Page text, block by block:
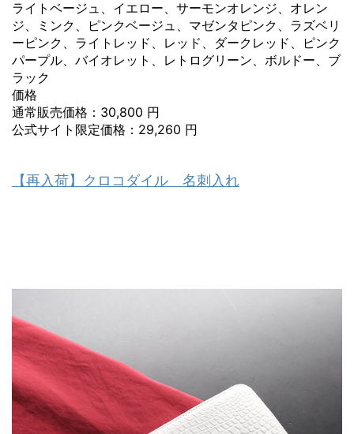
ライトベージュ、イエロー、サーモンオレンジ、オレン
ジ、ミンク、ピンクベージュ、マゼンタピンク、ラズベリ
ーピンク、ライトレッド、レッド、ダークレッド、ピンク
パープル、バイオレット、レトログリーン、ボルドー、ブ
ラック
価格
通常販売価格：30,800 円
公式サイト限定価格：29,260 円
【再入荷】クロコダイル 名刺入れ